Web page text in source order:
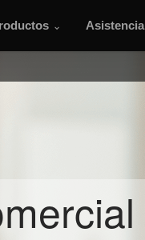
Asistencia